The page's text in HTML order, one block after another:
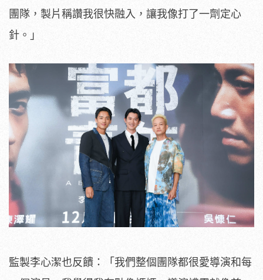
團隊，製片稱讚我很快融入，讓我像打了一劑定心
針。」
監製李心潔也反饋：「我們整個團隊都很愛導演和每